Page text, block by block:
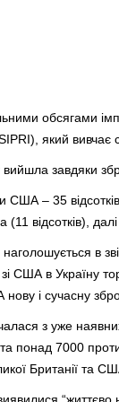
обсягами
який вивчає
завдяки
– 35
відсотків),
в
США в Україну
і сучасну
з уже
понад 7000
Британії та